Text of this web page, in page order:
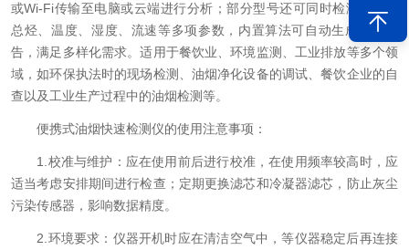
或Wi-Fi传输至电脑或云端进行分析；部分型号还可同时检测非甲烷
总烃、温度、湿度、流速等多项参数，内置算法可自动生成检测报
告，满足多样化需求。适用于餐饮业、环境监测、工业排放等多个领
域，如环保执法时的现场检测、油烟净化设备的调试、餐饮企业的自
查以及工业生产过程中的油烟检测等。
便携式油烟快速检测仪的使用注意事项：
1.校准与维护：应在使用前后进行校准，在使用频率较高时，应
适当考虑安排期间进行检查；定期更换滤芯和冷凝器滤芯，防止灰尘
污染传感器，影响数据精度。
2.环境要求：仪器开机时应在清洁空气中，等仪器稳定后再连接